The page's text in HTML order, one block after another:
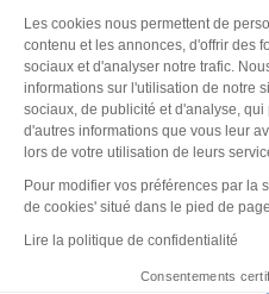
Les cookies nous permettent de
contenu et les annonces, d'offrir des
sociaux et d'analyser notre trafic.
informations sur l'utilisation de notre
sociaux, de publicité et d'analyse,
d'autres informations que vous leur
lors de votre utilisation de leurs
Pour modifier vos préférences par la
de cookies' situé dans le pied de page.
Lire la politique de confidentialité
Consentements
Besoin d'aide ?
0970 818 918 (appel
Du lundi au vendredi de9
nous vianotre formulaire